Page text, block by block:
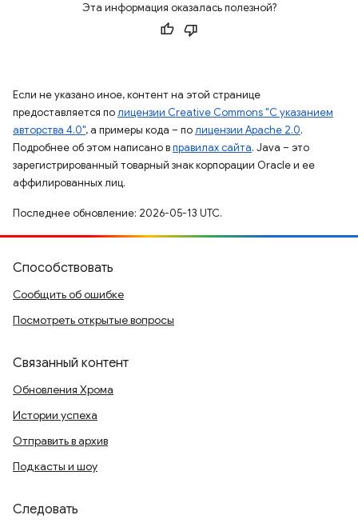
Эта информация оказалась полезной?
Если не указано иное, контент на этой странице
предоставляется полицензии Creative Commons "С указанием
авторства 4.0", а примеры кода – полицензии Apache 2.0.
Подробнее об этом написано вправилах сайта. Java – это
зарегистрированный товарный знак корпорации Oracle и ее
аффилированных лиц.
Последнее обновление: 2026-05-13 UTC.
Способствовать
Сообщить об ошибке
Посмотреть открытые вопросы
Связанный контент
Обновления Хрома
Истории успеха
Отправить в архив
Подкасты и шоу
Следовать